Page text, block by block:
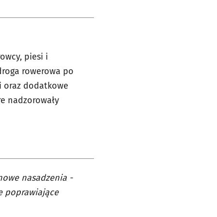
piesi i
rowerowa po
oraz dodatkowe
nadzorowały
nasadzenia -
poprawiające